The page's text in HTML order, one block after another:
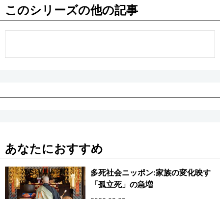
このシリーズの他の記事
あなたにおすすめ
多死社会ニッポン:家族の変化映す
「孤立死」の急増